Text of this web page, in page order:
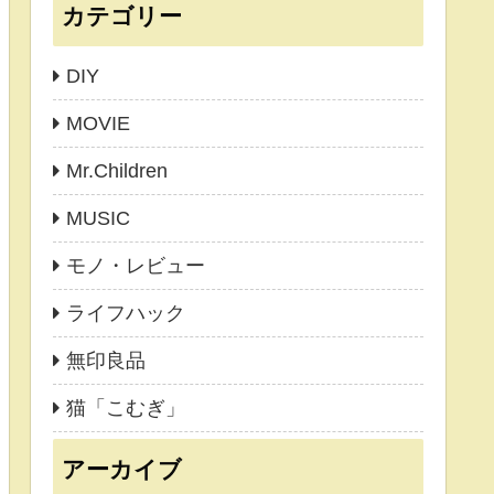
カテゴリー
DIY
MOVIE
Mr.Children
MUSIC
モノ・レビュー
ライフハック
無印良品
猫「こむぎ」
アーカイブ